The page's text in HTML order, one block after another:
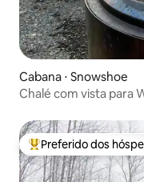
Cabana ⋅ Snowshoe
Chalé com vista para
Entre os melhores
Preferido dos